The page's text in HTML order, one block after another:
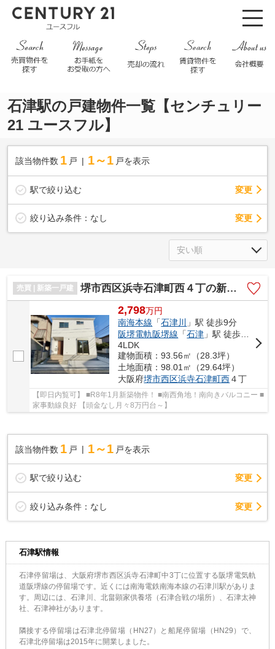
石津駅の戸建物件一覧【センチュリー
21 ユースフル】
該当物件数 1 戸 1～1 戸を表示
駅で絞り込む 変更
絞り込み条件： なし 変更
売買 | 新築一戸建 堺市西区浜寺石津町西４丁の新築一戸建
2,798万円
南海本線 「石津川
」駅 徒歩9分
阪堺電軌阪堺線 「石津 」駅 徒歩10分
4LDK
建物面積：93.56㎡（28.3坪）
土地面積：98.01㎡（29.64坪）
大阪府堺市西区浜寺石津町西４丁
【即日内覧可】 ■R8年1月新築物件！ ■南西角地！南向きバルコニー ■
家事動線良好 【頭金なし月々8万円台～】
該当物件数 1 戸 1～1 戸を表示
駅で絞り込む 変更
絞り込み条件： なし 変更
石津駅情報
石津停留場は、大阪府堺市西区浜寺石津町中3丁に位置する阪堺電気軌
道阪堺線の停留場です。近くには南海電鉄南海本線の石津川駅がありま
す。周辺には、石津川、北畠顕家供養塔（石津合戦の場所）、石津太神
社、石津神社があります。
隣接する停留場は石津北停留場（HN27）と船尾停留場（HN29）で、
石津北停留場は2015年に開業しました。